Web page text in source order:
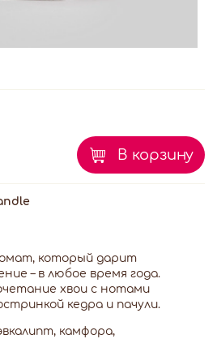
В корзину
который дарит
– в любое время года.
хвои с нотами
кедра и пачули.
камфора,